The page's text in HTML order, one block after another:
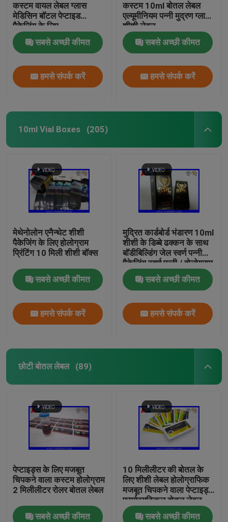
कस्टम वायल लेबल ग्लास
मेडिसिन बॉटल पेप्टाइड
पैकेजिंग के लिए
सबसे अच्छी कीमत
हमसे संपर्क करें
कस्टम 10ml बोतल लेबल
एल्यूमीनियम पन्नी मुद्रण ग्लास
शीशी लेबल
सबसे अच्छी कीमत
हमसे संपर्क करें
10ml Vial Boxes (205)
मेथेनोलोन एनैन्थेट शीशी
पैकेजिंग के लिए होलोग्राम
प्रिंटिंग 10 मिली शीशी बॉक्स
सबसे अच्छी कीमत
हमसे संपर्क करें
मुद्रित कार्डबोर्ड भंडारण 10ml
शीशी के डिब्बे ढक्कन के साथ
बॉडीबिल्डिंग जेल स्वर्ण पन्नी
पैकेजिंग स्वर्ण पन्नी / होलोग्राम
प्रभाव
सबसे अच्छी कीमत
हमसे संपर्क करें
छोटी बोतल लेबल (89)
पेप्टाइड्स के लिए मजबूत
चिपकने वाला कस्टम होलोग्राम
2 मिलीलीटर रोलर बोतल लेबल
सबसे अच्छी कीमत
10 मिलीलीटर की बोतल के
लिए शीशी लेबल होलोग्राफिक
मजबूत चिपकने वाला पेप्टाइड्स
फार्मास्युटिकल बोतल लेबल
25x60 मिमी
सबसे अच्छी कीमत